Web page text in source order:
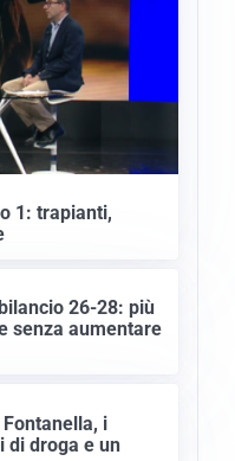
1: trapianti,
26-28: più
senza aumentare
i
di droga e un